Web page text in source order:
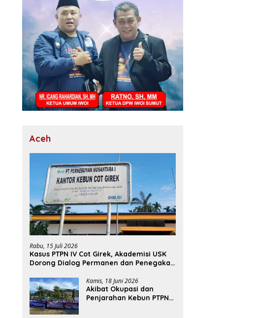
Aceh
Rabu, 15 Juli 2026
Kasus PTPN IV Cot Girek, Akademisi USK
Dorong Dialog Permanen dan Penegakan
Kamis, 18 Juni 2026
Akibat Okupasi dan
Penjarahan Kebun PTPN